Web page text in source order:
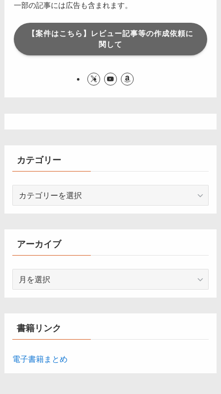
一部の記事には広告も含まれます。
【案件はこちら】レビュー記事等の作成依頼に
関して
カテゴリー
ーアーカイブ
ブ
書籍リンク
電子書籍まとめ